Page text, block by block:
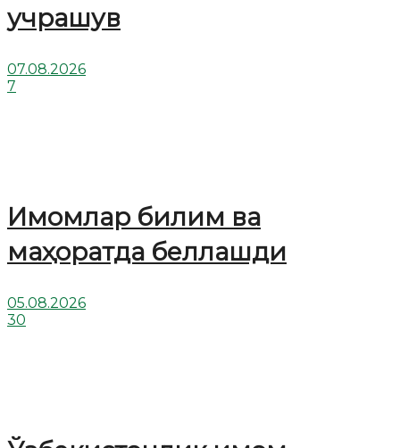
учрашув
07.08.2026
7
Имомлар билим ва
маҳоратда беллашди
05.08.2026
30